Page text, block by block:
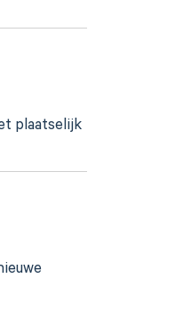
plaatselijk